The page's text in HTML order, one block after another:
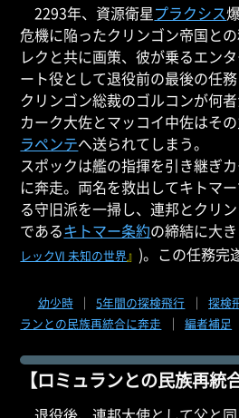
2293年、資源衛星プラクシス
危機に陥ったクリンゴン帝国と
レクと共に画策、彼が乗るエン
ート役として退役前の最後の任務
クリンゴン総裁のゴルコンが何者
カーク大佐とマッコイ中佐はそ
ラペンテへ送られてしまう。
スポックは艦の指揮を引き継ぎ
に奔走。両名を救出してキトマ
る守旧派を一掃し、連邦とクリ
であるキトマー条約の締結に大
レックVI 未知の世界 』)。この任務完
幼少時 ｜ 5年間の探検飛行 ｜ 探検
ランとの民族再統合に奔走
｜ 編者補足
【ロミュランとの民族再統